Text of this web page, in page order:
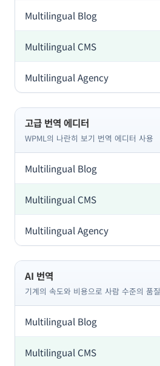
고급 번역 에디터
WPML의 나란히 보기 번역 에디터 사용
미포함
포함
포함
AI 번역
기계의 속도와 비용으로 사람 수준의 품질
미포함